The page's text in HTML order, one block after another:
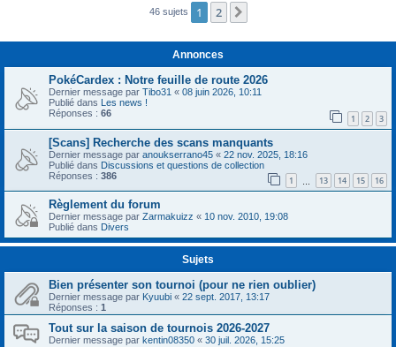
46 sujets 1 2
Annonces
PokéCardex : Notre feuille de route 2026
Dernier message par Tibo31 « 08 juin 2026, 10:11
Publié dans Les news !
Réponses : 66 1 2 3
[Scans] Recherche des scans manquants
Dernier message par anoukserrano45 « 22 nov. 2025, 18:16
Publié dans Discussions et questions de collection
Réponses : 386 1 13 14 15 16
Règlement du forum
Dernier message par Zarmakuizz « 10 nov. 2010, 19:08
Publié dans Divers
Sujets
Bien présenter son tournoi (pour ne rien oublier)
Dernier message par Kyuubi « 22 sept. 2017, 13:17
Réponses : 1
Tout sur la saison de tournois 2026-2027
Dernier message par kentin08350 « 30 juil. 2026, 15:25